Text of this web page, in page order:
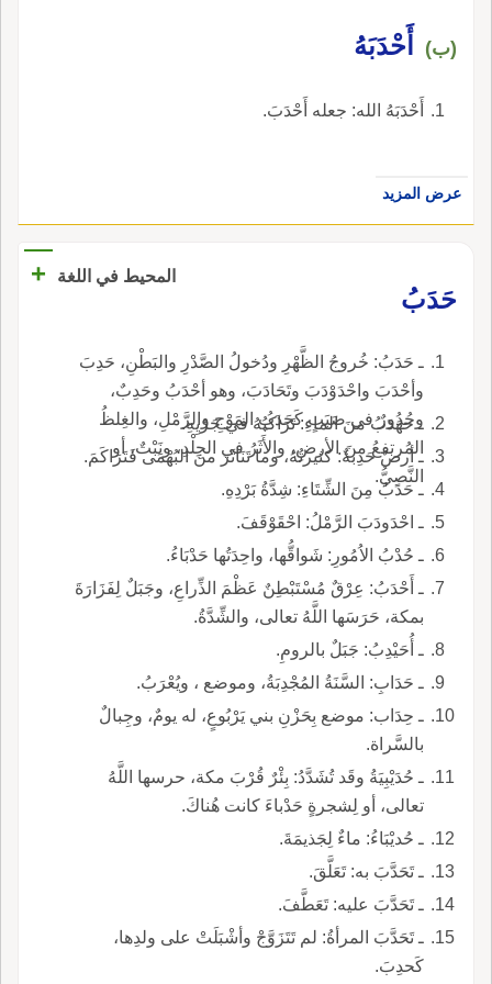
(ب) أَحْدَبَهُ
أَحْدَبَهُ الله: جعله أَحْدَبَ.
عرض المزيد
المحيط في اللغة
+
حَدَبُ
ـ حَدَبُ: خُروجُ الظَّهْرِ ودُخولُ الصَّدْرِ والبَطْنِ، حَدِبَ
وأحْدَبَ واحْدَوْدَبَ وتَحَادَبَ، وهو أحْدَبُ وحَدِبٌ،
وحُدُورٌ في صَبَبٍ كَحَدَبِ المَوْجِ والرَّمْلِ، والغِلظُ
المُرتفعُ منَ الأرضِ، والأَثَرُ في الجِلْدِ، ونَبْتٌ، أو
النَّصِيُّ.
ـ حهَدَبُ منَ الماءِ: تَرَاكُبُهُ في جَرْيِهِ.
ـ أرضٌ حَدِبةٌ: كثيرتُهُ، وما تَنَاثَرَ منَ البُهْمَى فَتَرَاكَمَ.
ـ حَدَبُ مِنَ الشِّتَاءِ: شِدَّةُ بَرْدِهِ.
ـ احْدَودَبَ الرَّمْلُ: احْقَوْقَفَ.
ـ حُدْبُ الاُمُورِ: شَواقُّها، واحِدَتُها حَدْبَاءُ.
ـ أَحْدَبُ: عِرْقٌ مُسْتَبْطِنٌ عَظْمَ الذِّراعِ، وجَبَلٌ لِفَزَارَةَ
بمكة، حَرَسَها اللَّهُ تعالى، والشِّدَّةُ.
ـ أُحَيْدِبُ: جَبَلٌ بالرومِ.
ـ حَدَابِ: السَّنَةُ المُجْدِبَةُ، وموضع ، ويُعْرَبُ.
ـ حِدَاب: موضع بِحَزْنِ بني يَرْبُوعٍ، له يومٌ، وجِبالٌ
بالسَّراة.
ـ حُدَيْبِيَةُ وقَد تُشَدَّدُ: بِئْرٌ قُرْبَ مكة، حرسها اللَّهُ
تعالى، أو لِشجرةٍ حَدْباءَ كانت هُناكَ.
ـ حُديْبَاءُ: ماءٌ لِجَذيمَةَ.
ـ تَحَدَّبَ به: تَعَلَّقَ.
ـ تَحَدَّبَ عليه: تَعَطَّفَ.
ـ تَحَدَّبَ المرأةُ: لم تَتَزَوَّجْ وأشْبَلَتْ على ولدِها،
كَحدِبَ.